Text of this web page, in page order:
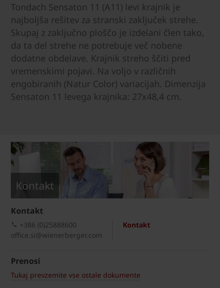
Tondach Sensaton 11 (A11) levi krajnik je
najboljša rešitev za stranski zaključek strehe.
Skupaj z zaključno ploščo je izdelani člen tako,
da ta del strehe ne potrebuje več nobene
dodatne obdelave. Krajnik streho ščiti pred
vremenskimi pojavi. Na voljo v različnih
engobiranih (Natur Color) variacijah. Dimenzija
Sensaton 11 levega krajnika: 27x48,4 cm.
Kontakt
Kontakt
Kontakt
+386 (0)25888600
office.si@wienerberger.com
Prenosi
Tukaj prevzemite vse ostale dokumente